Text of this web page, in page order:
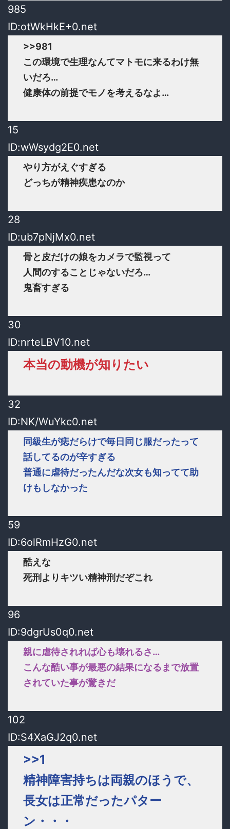
985
ID:otWkHkE+0.net
>>981
この環境で生理なんてマトモに来るわけ無
いだろ…
健康体の前提でモノを考えるなよ…
15
ID:wWsydg2E0.net
やり方がえぐすぎる
どっちが精神疾患なのか
28
ID:ub7pNjMx0.net
骨と皮だけの娘をカメラで監視って
人間のすることじゃないだろ…
鬼畜すぎる
30
ID:nrteLBV10.net
本当の動機が知りたい
32
ID:NK/WuYkc0.net
同級生が痣だらけで毎日同じ服だったって
話してるのが辛すぎる
普通に虐待だったんだな次女も知ってて助
けもしなかった
59
ID:6olRmHzG0.net
酷えな
死刑よりキツい精神刑だぞこれ
96
ID:9dgrUs0q0.net
親に虐待されれば心も壊れるさ…
こんな酷い事が最悪の結果になるまで放置
されていた事が驚きだ
102
ID:S4XaGJ2q0.net
>>1
精神障害持ちは両親のほうで、
長女は正常だったパター
ン・・・